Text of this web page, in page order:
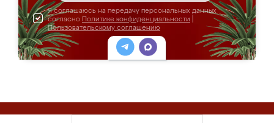
Я соглашаюсь на передачу персональных данных
согласно Политике конфиденциальности
Пользовательскому соглашению